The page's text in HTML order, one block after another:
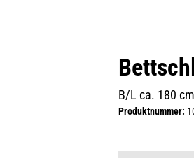
B/L ca. 180
Produktnummer: